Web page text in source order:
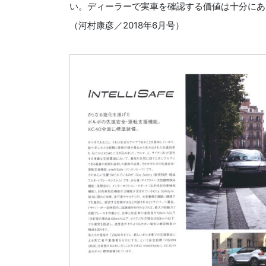
い。ディーラーで実車を確認する価値は十分に
（河村康彦／2018年6月号）